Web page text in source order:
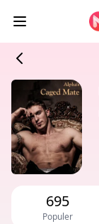
695
Populer